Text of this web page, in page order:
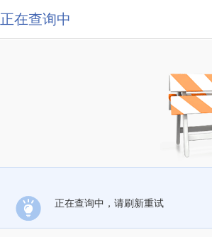
正在查询中
正在查询中，请刷新重试